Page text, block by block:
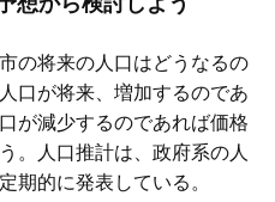
の将来の人口はどうなるの
口が将来、増加するのであ
が減少するのであれば価格
。人口推計は、政府系の人
期的に発表している。